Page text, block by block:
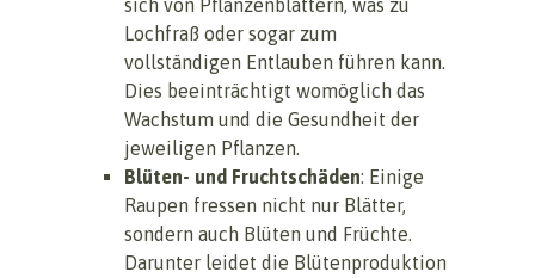
sich von Pflanzenblättern, was zu
Lochfraß oder sogar zum
vollständigen Entlauben führen kann.
Dies beeinträchtigt womöglich das
Wachstum und die Gesundheit der
jeweiligen Pflanzen.
Blüten- und Fruchtschäden: Einige
Raupen fressen nicht nur Blätter,
sondern auch Blüten und Früchte.
Darunter leidet die Blütenproduktion